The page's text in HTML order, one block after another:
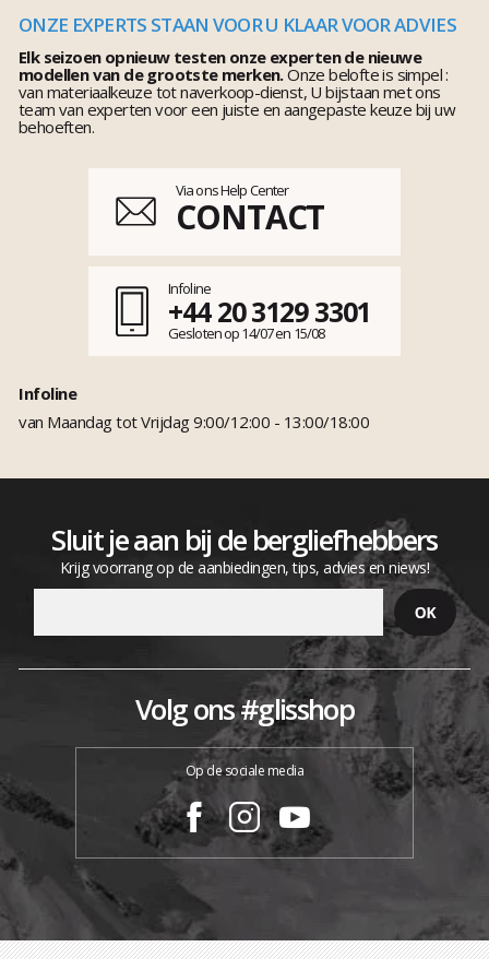
ONZE EXPERTS STAAN VOOR U KLAAR VOOR ADVIES
Elk seizoen opnieuw testen onze experten de nieuwe
modellen van de grootste merken.Onze belofte is simpel :
van materiaalkeuze tot naverkoop-dienst, U bijstaan met ons
team van experten voor een juiste en aangepaste keuze bij uw
behoeften.
Via ons Help Center
CONTACT
Infoline
+44 20 3129 3301
Gesloten op 14/07 en 15/08
Infoline
van Maandag tot Vrijdag 9:00/12:00 - 13:00/18:00
Sluit je aan bij de bergliefhebbers
Krijg voorrang op de aanbiedingen, tips, advies en niews!
Volg ons #glisshop
Op de sociale media